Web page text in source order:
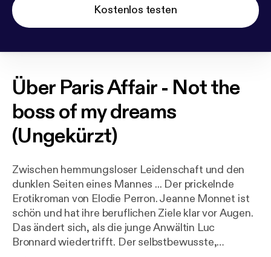
Kostenlos testen
Über Paris Affair - Not the
boss of my dreams
(Ungekürzt)
Zwischen hemmungsloser Leidenschaft und den
dunklen Seiten eines Mannes ... Der prickelnde
Erotikroman von Elodie Perron. Jeanne Monnet ist
schön und hat ihre beruflichen Ziele klar vor Augen.
Das ändert sich, als die junge Anwältin Luc
Bronnard wiedertrifft. Der selbstbewusste,